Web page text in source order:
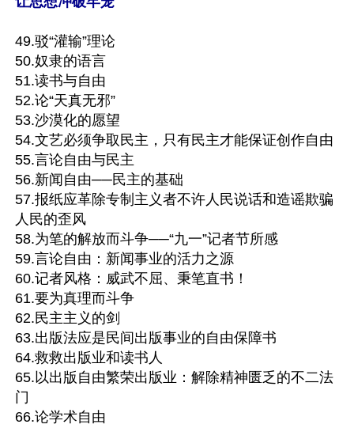
49.驳“灌输”理论
50.奴隶的语言
51.读书与自由
52.论“天真无邪”
53.沙漠化的愿望
54.文艺必须争取民主，只有民主才能保证创作自由
55.言论自由与民主
56.新闻自由──民主的基础
57.报纸应革除专制主义者不许人民说话和造谣欺骗
人民的歪风
58.为笔的解放而斗争──“九一”记者节所感
59.言论自由：新闻事业的活力之源
60.记者风格：威武不屈、秉笔直书！
61.要为真理而斗争
62.民主主义的剑
63.出版法应是民间出版事业的自由保障书
64.救救出版业和读书人
65.以出版自由繁荣出版业：解除精神匮乏的不二法
门
66.论学术自由